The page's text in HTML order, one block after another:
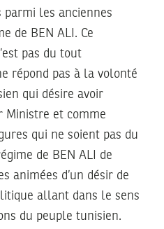
parmi les anciennes
de BEN ALI. Ce
pas du tout
répond pas à la volonté
qui désire avoir
Ministre et comme
qui ne soient pas du
de BEN ALI de
animées d’un désir de
allant dans le sens
du peuple tunisien.